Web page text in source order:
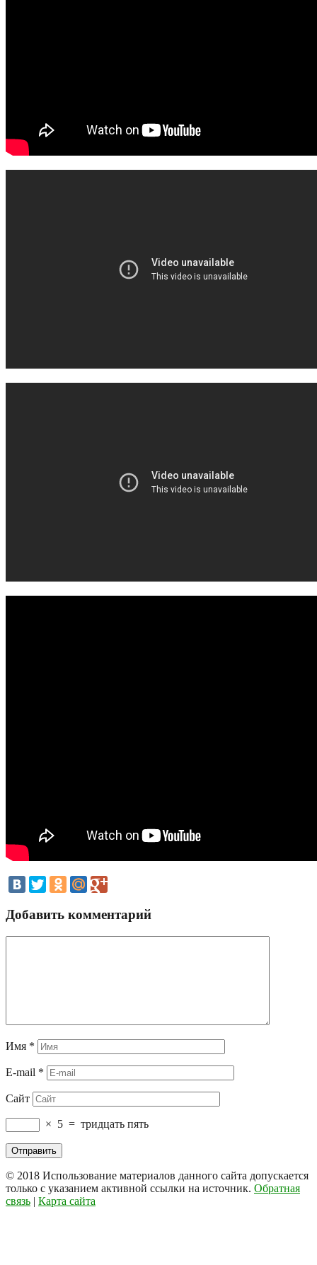
Добавить комментарий
Имя *
E-mail *
Сайт
× 5 = тридцать пять
© 2018 Использование материалов данного сайта допускается
только с указанием активной ссылки на источник. Обратная
связь | Карта сайта